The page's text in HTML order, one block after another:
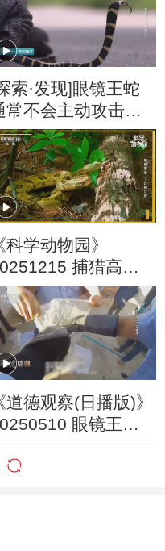
索·发现]眼镜王蛇
常不会主动攻击人
科学动物园》
捕猎高手
巧用计谋
道德观察(日播版)》
眼镜王